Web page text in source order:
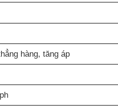
hàng, tăng áp